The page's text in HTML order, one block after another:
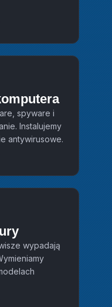
spyware i
Instalujemy
antywirusowe.
wypadają